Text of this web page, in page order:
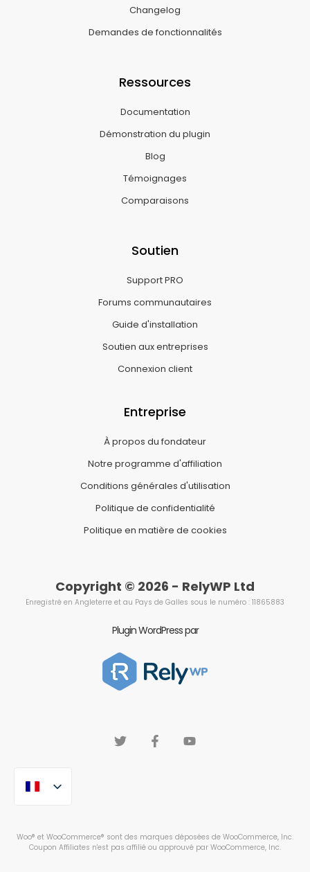
Changelog
Demandes de fonctionnalités
Ressources
Documentation
Démonstration du plugin
Blog
Témoignages
Comparaisons
Soutien
Support PRO
Forums communautaires
Guide d'installation
Soutien aux entreprises
Connexion client
Entreprise
À propos du fondateur
Notre programme d'affiliation
Conditions générales d'utilisation
Politique de confidentialité
Politique en matière de cookies
Copyright © 2026 - RelyWP Ltd
Enregistré en Angleterre et au Pays de Galles sous le numéro : 11865883
Plugin WordPress par
Woo® et WooCommerce® sont des marques déposées de WooCommerce, Inc.
Coupon Affiliates n'est pas affilié ou approuvé par WooCommerce, Inc.